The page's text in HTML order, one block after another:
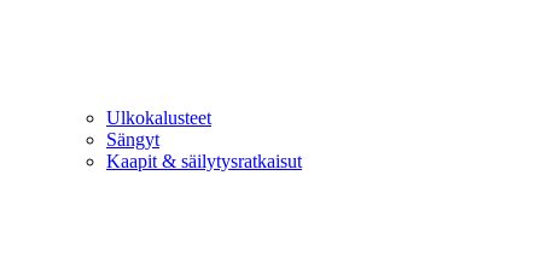
Ulkokalusteet
Sängyt
Kaapit & säilytysratkaisut